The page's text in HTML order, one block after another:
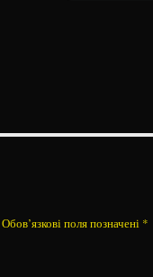
Обов’язкові поля позначені *